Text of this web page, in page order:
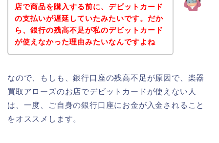
店で商品を購入する前に、デビットカード
の支払いが遅延していたみたいです。だか
ら、銀行の残高不足が私のデビットカード
が使えなかった理由みたいなんですよね
なので、もしも、銀行口座の残高不足が原因で、楽器
買取アローズのお店でデビットカードが使えない人
は、一度、ご自身の銀行口座にお金が入金されること
をオススメします。